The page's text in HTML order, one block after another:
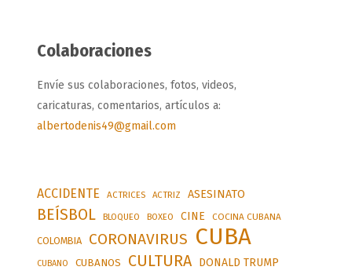
Colaboraciones
Envíe sus colaboraciones, fotos, videos,
caricaturas, comentarios, artículos a:
albertodenis49@gmail.com
ACCIDENTE ACTRICES ACTRIZ ASESINATO
BEÍSBOL BLOQUEO BOXEO CINE COCINA CUBANA
COLOMBIA CORONAVIRUS CUBA
CUBANO CUBANOS CULTURA DONALD TRUMP